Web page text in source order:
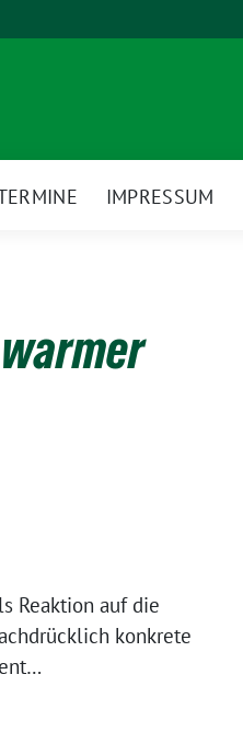
IMPRESSUM
Reaktion auf die
konkrete